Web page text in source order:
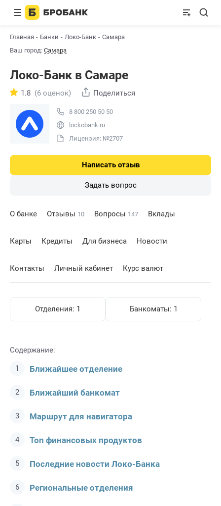
Главная Банки Локо-Банк
Самара
Ваш город: Самара
Локо-Банк в Самаре
8 800 250 50 50
lockobank.ru
Лицензия: №2707
1.8 (6 оценок) Поделиться
Написать отзыв
Задать вопрос
О банке Отзывы 10 Вопросы 147 Вклады
Карты Кредиты Для бизнеса Новости
Контакты Личный кабинет Курс валют
Отделения: 1 Банкоматы: 1
Содержание:
Ближайшее отделение
Ближайший банкомат
Маршрут для навигатора
Топ финансовых продуктов
Последние новости Локо-Банкa
Региональные отделения